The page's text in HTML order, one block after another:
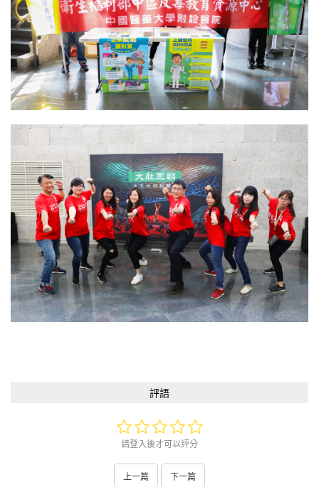
評語
請登入後才可以評分
上一篇 下一篇